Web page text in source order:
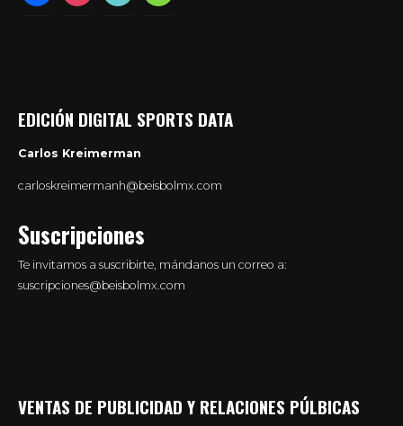
EDICIÓN DIGITAL SPORTS DATA
Carlos Kreimerman
carloskreimermanh@beisbolmx.com
Suscripciones
Te invitamos a suscribirte, mándanos un correo a:
suscripciones@beisbolmx.com
VENTAS DE PUBLICIDAD Y RELACIONES PÚLBICAS